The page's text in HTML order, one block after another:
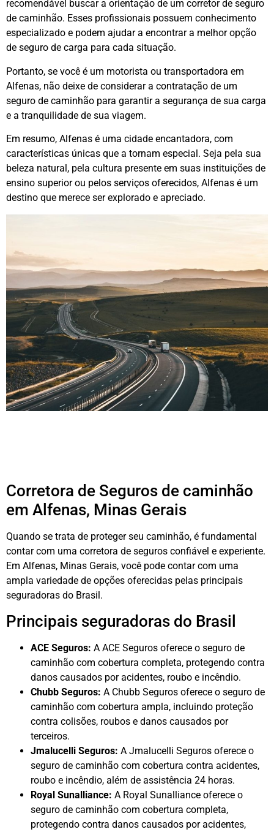
recomendável buscar a orientação de um corretor de seguro
de caminhão. Esses profissionais possuem conhecimento
especializado e podem ajudar a encontrar a melhor opção
de seguro de carga para cada situação.
Portanto, se você é um motorista ou transportadora em
Alfenas, não deixe de considerar a contratação de um
seguro de caminhão para garantir a segurança de sua carga
e a tranquilidade de sua viagem.
Em resumo, Alfenas é uma cidade encantadora, com
características únicas que a tornam especial. Seja pela sua
beleza natural, pela cultura presente em suas instituições de
ensino superior ou pelos serviços oferecidos, Alfenas é um
destino que merece ser explorado e apreciado.
Corretora de Seguros de caminhão
em Alfenas, Minas Gerais
Quando se trata de proteger seu caminhão, é fundamental
contar com uma corretora de seguros confiável e experiente.
Em Alfenas, Minas Gerais, você pode contar com uma
ampla variedade de opções oferecidas pelas principais
seguradoras do Brasil.
Principais seguradoras do Brasil
ACE Seguros: A ACE Seguros oferece o seguro de
caminhão com cobertura completa, protegendo contra
danos causados por acidentes, roubo e incêndio.
Chubb Seguros: A Chubb Seguros oferece o seguro de
caminhão com cobertura ampla, incluindo proteção
contra colisões, roubos e danos causados por
terceiros.
Jmalucelli Seguros: A Jmalucelli Seguros oferece o
seguro de caminhão com cobertura contra acidentes,
roubo e incêndio, além de assistência 24 horas.
Royal Sunalliance: A Royal Sunalliance oferece o
seguro de caminhão com cobertura completa,
protegendo contra danos causados por acidentes,